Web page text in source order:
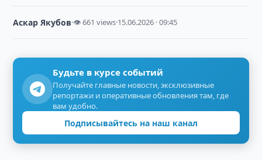
Аскар Якубов·👁 661 views·15.06.2026 · 09:45
Будьте в курсе событий
Получайте главные новости, эксклюзивные
репортажи и оперативные обновления там, где
вам удобно.
Подписывайтесь на наш канал